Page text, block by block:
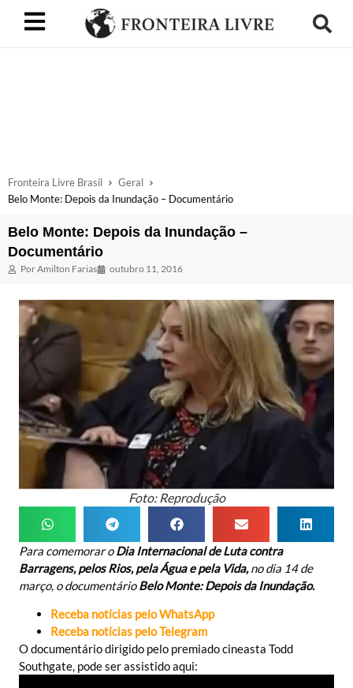
Fronteira Livre Brasil
Geral
Belo Monte: Depois da Inundação – Documentário
Belo Monte: Depois da Inundação –
Documentário
PorAmilton Farias outubro 11, 2016
Foto: Reprodução
Para comemorar oDia Internacional de Luta contra
Barragens, pelos Rios, pela Água e pela Vida, no dia 14 de
março, o documentárioBelo Monte: Depois da Inundação.
Receba notícias pelo WhatsApp
Receba notícias pelo Telegram
O documentário dirigido pelo premiado cineasta Todd
Southgate, pode ser assistido aqui: